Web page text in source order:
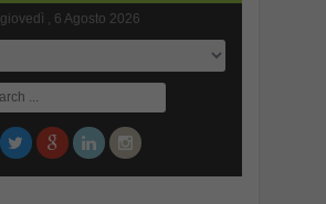
giovedì , 6 Agosto 2026